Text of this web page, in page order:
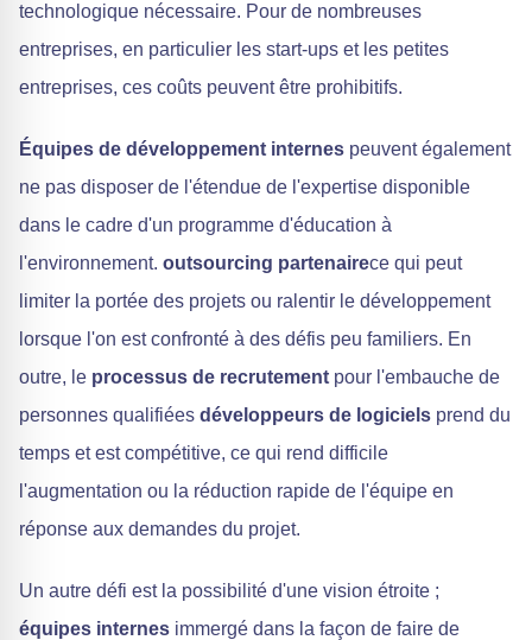
technologique nécessaire. Pour de nombreuses
entreprises, en particulier les start-ups et les petites
entreprises, ces coûts peuvent être prohibitifs.
Équipes de développement internes peuvent également
ne pas disposer de l'étendue de l'expertise disponible
dans le cadre d'un programme d'éducation à
l'environnement. outsourcing partenairece qui peut
limiter la portée des projets ou ralentir le développement
lorsque l'on est confronté à des défis peu familiers. En
outre, le processus de recrutement pour l'embauche de
personnes qualifiées développeurs de logiciels prend du
temps et est compétitive, ce qui rend difficile
l'augmentation ou la réduction rapide de l'équipe en
réponse aux demandes du projet.
Un autre défi est la possibilité d'une vision étroite ;
équipes internes immergé dans la façon de faire de